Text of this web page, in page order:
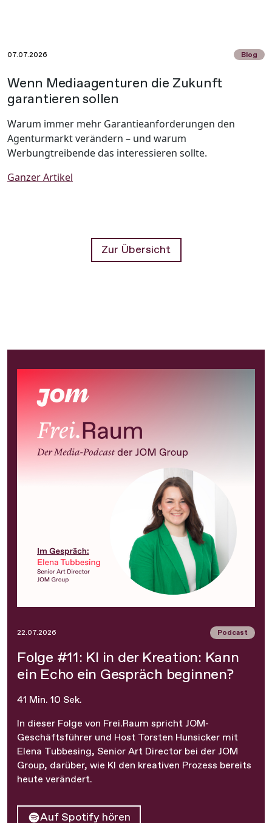
07.07.2026 Blog
Wenn Mediaagenturen die Zukunft
garantieren sollen
Warum immer mehr Garantieanforderungen den
Agenturmarkt verändern – und warum
Werbungtreibende das interessieren sollte.
Ganzer Artikel
Zur Übersicht
22.07.2026 Podcast
Folge #11: KI in der Kreation: Kann
ein Echo ein Gespräch beginnen?
41 Min. 10 Sek.
In dieser Folge von Frei.Raum spricht JOM-
Geschäftsführer und Host Torsten Hunsicker mit
Elena Tubbesing, Senior Art Director bei der JOM
Group, darüber, wie KI den kreativen Prozess bereits
heute verändert.
Auf Spotify hören